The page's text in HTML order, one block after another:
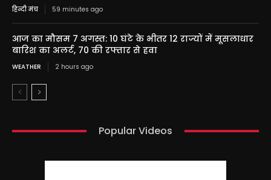
हिन्दी मंच 59 minutes ago
आज का मौसम 7 अगस्त: 10 घंटे के भीतर 12 राज्यों में मूसलाधार
बारिश का अलर्ट, 70 की रफ्तार से हवा
WEATHER 2 hours ago
Popular Videos